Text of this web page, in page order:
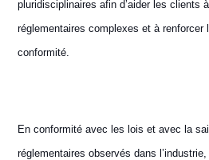
pluridisciplinaires afin d’aider les clients
réglementaires complexes et à renforcer
conformité.
En conformité avec les lois et avec la
réglementaires observés dans